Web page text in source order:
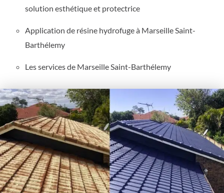
solution esthétique et protectrice
Application de résine hydrofuge à Marseille Saint-
Barthélemy
Les services de Marseille Saint-Barthélemy